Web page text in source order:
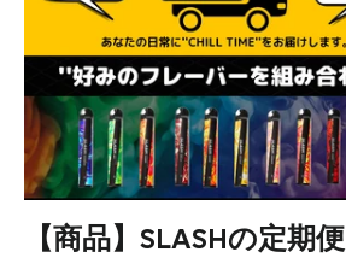
【商品】SLASHの定期便